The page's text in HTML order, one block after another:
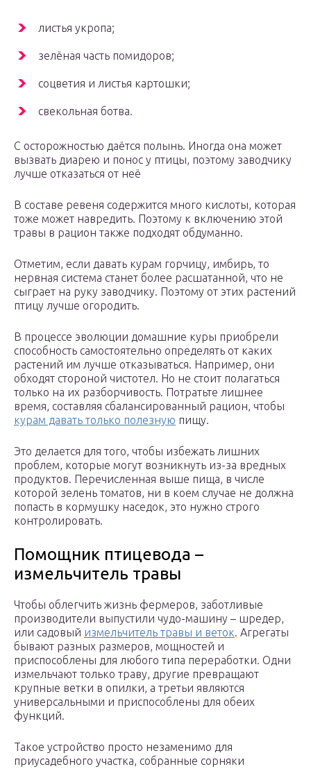
листья укропа;
зелёная часть помидоров;
соцветия и листья картошки;
свекольная ботва.
С осторожностью даётся полынь. Иногда она может
вызвать диарею и понос у птицы, поэтому заводчику
лучше отказаться от неё
В составе ревеня содержится много кислоты, которая
тоже может навредить. Поэтому к включению этой
травы в рацион также подходят обдуманно.
Отметим, если давать курам горчицу, имбирь, то
нервная система станет более расшатанной, что не
сыграет на руку заводчику. Поэтому от этих растений
птицу лучше огородить.
В процессе эволюции домашние куры приобрели
способность самостоятельно определять от каких
растений им лучше отказываться. Например, они
обходят стороной чистотел. Но не стоит полагаться
только на их разборчивость. Потратьте лишнее
время, составляя сбалансированный рацион, чтобы
курам давать только полезную пищу.
Это делается для того, чтобы избежать лишних
проблем, которые могут возникнуть из-за вредных
продуктов. Перечисленная выше пища, в числе
которой зелень томатов, ни в коем случае не должна
попасть в кормушку наседок, это нужно строго
контролировать.
Помощник птицевода –
измельчитель травы
Чтобы облегчить жизнь фермеров, заботливые
производители выпустили чудо-машину – шредер,
или садовый измельчитель травы и веток . Агрегаты
бывают разных размеров, мощностей и
приспособлены для любого типа переработки. Одни
измельчают только траву, другие превращают
крупные ветки в опилки, а третьи являются
универсальными и приспособлены для обеих
функций.
Такое устройство просто незаменимо для
приусадебного участка, собранные сорняки